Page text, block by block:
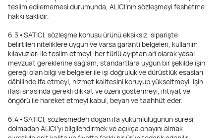
teslim edilememesi durumunda, ALICI’nın sözleşmeyi feshetme
hakkı saklıdır.
6.3 ⦁ SATICI, sözleşme konusu ürünü eksiksiz, siparişte
belirtilen niteliklere uygun ve varsa garanti belgeleri, kullanım
kılavuzları ile teslim etmeyi, her türlü ayıptan arî olarak yasal
mevzuat gereklerine sağlam, standartlara uygun bir şekilde işin
gereği olan bilgi ve belgeler ile işi doğruluk ve dürüstlük esasları
dâhilinde ifa etmeyi, hizmet kalitesini koruyup yükseltmeyi, işin
ifası sırasında gerekli dikkat ve özeni göstermeyi, ihtiyat ve
öngörü ile hareket etmeyi kabul, beyan ve taahhüt eder.
6.4 ⦁ SATICI, sözleşmeden doğan ifa yükümlülüğünün süresi
dolmadan ALICI’yı bilgilendirmek ve açıkça onayını almak